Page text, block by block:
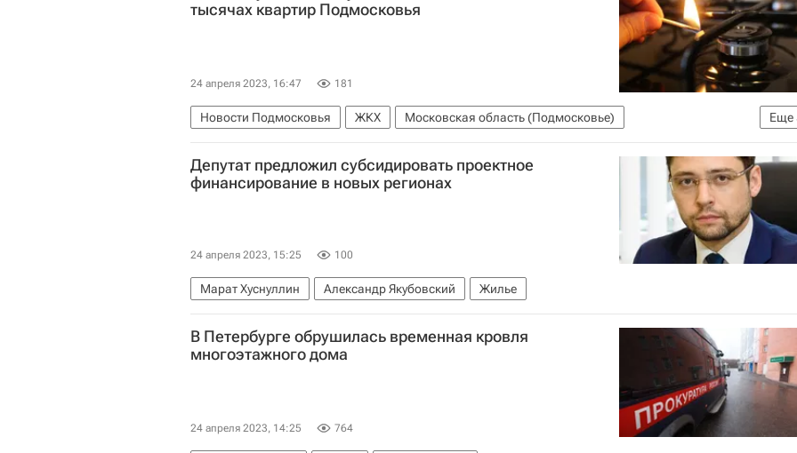
тысячах квартир Подмосковья
24 апреля 2023, 16:47 181
Еще
Новости Подмосковья ЖКХ
Московская область (Подмосковье)
Евгений Хромушин
Андрей Воробьев Солнечногорск Коломна Мособлгаз
Депутат предложил субсидировать проектное
финансирование в новых регионах
24 апреля 2023, 15:25 100
Марат Хуснуллин Александр Якубовский Жилье
В Петербурге обрушилась временная кровля
многоэтажного дома
24 апреля 2023, 14:25 764